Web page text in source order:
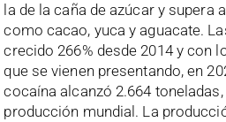
la de la caña de azúcar y supera
como cacao, yuca y aguacate.
crecido 266% desde 2014 y con
que se vienen presentando, en
cocaína alcanzó 2.664 toneladas,
producción mundial. La